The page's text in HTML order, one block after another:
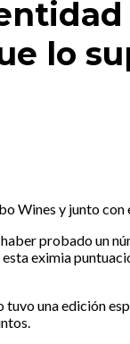
lo
Wines y junto
haber probado un
eximia
una edición